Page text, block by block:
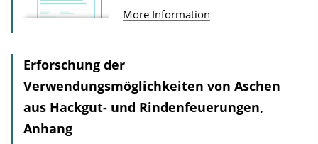
More Information
Erforschung der
Verwendungsmöglichkeiten von Aschen
aus Hackgut- und Rindenfeuerungen,
Anhang